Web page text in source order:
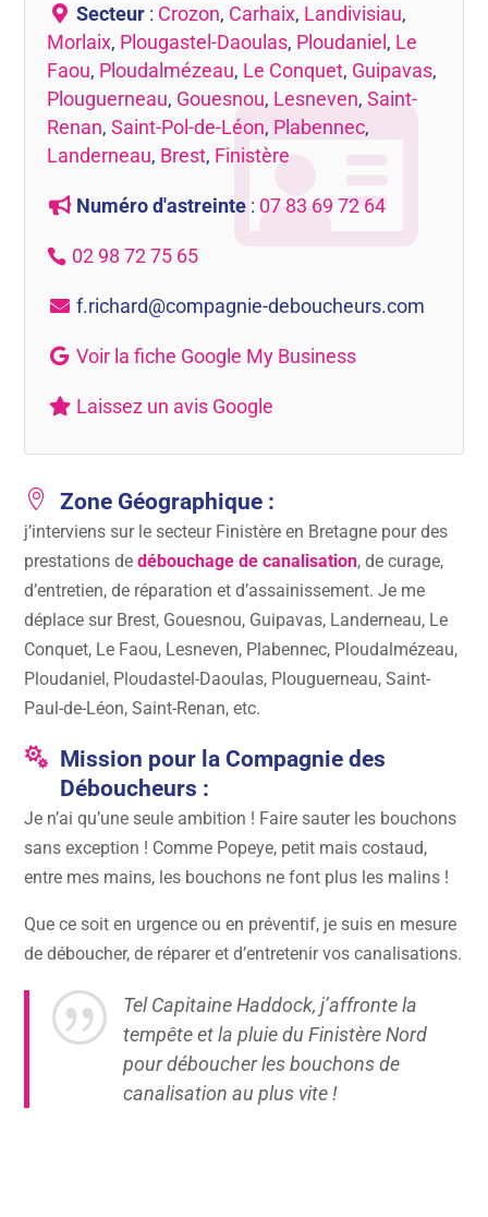
Secteur: Crozon, Carhaix, Landivisiau,
Morlaix, Plougastel-Daoulas, Ploudaniel, Le
Faou, Ploudalmézeau, Le Conquet, Guipavas,
Plouguerneau, Gouesnou, Lesneven,Saint-
Renan,Saint-Pol-de-Léon, Plabennec,
Landerneau, Brest, Finistère
Numéro d'astreinte: 07 83 69 72 64
02 98 72 75 65
f.richard@compagnie-deboucheurs.com
Voir la fiche Google My Business
Laissez un avis Google
 Zone Géographique :
j’interviens sur le secteur Finistère en Bretagne pour des
prestations dedébouchage de canalisation, de curage,
d’entretien, de réparation et d’assainissement. Je me
déplace sur Brest, Gouesnou, Guipavas, Landerneau, Le
Conquet, Le Faou, Lesneven, Plabennec, Ploudalmézeau,
Ploudaniel, Ploudastel-Daoulas, Plouguerneau, Saint-
Paul-de-Léon, Saint-Renan, etc.

Mission pour la Compagnie des
Déboucheurs :
Je n’ai qu’une seule ambition ! Faire sauter les bouchons
sans exception ! Comme Popeye, petit mais costaud,
entre mes mains, les bouchons ne font plus les malins !
Que ce soit en urgence ou en préventif, je suis en mesure
de déboucher, de réparer et d’entretenir vos canalisations.
|
Tel Capitaine Haddock, j’affronte la
tempête et la pluie du Finistère Nord
pour déboucher les bouchons de
canalisation au plus vite !